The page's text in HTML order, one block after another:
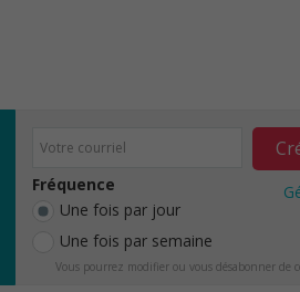
Fréquence
Une fois par jour
Une fois par semaine
Vous pourrez modifier ou vous désabonner de